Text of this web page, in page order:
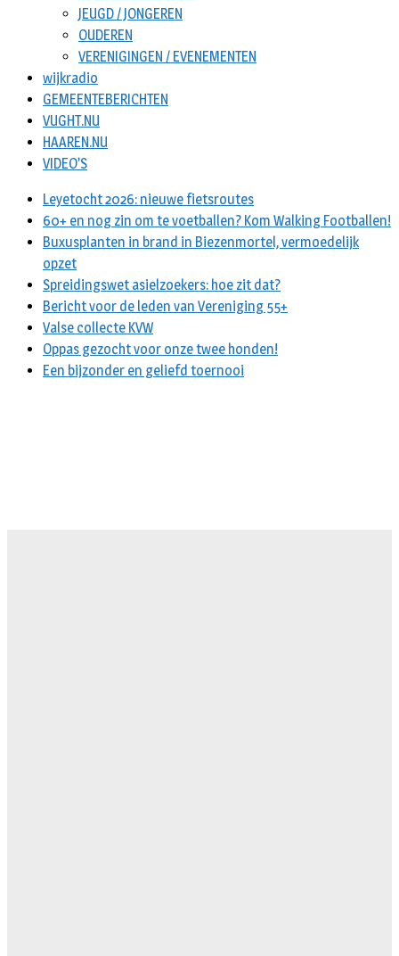
JEUGD / JONGEREN
OUDEREN
VERENIGINGEN / EVENEMENTEN
wijkradio
GEMEENTEBERICHTEN
VUGHT.NU
HAAREN.NU
VIDEO’S
Leyetocht 2026: nieuwe fietsroutes
60+ en nog zin om te voetballen? Kom Walking Footballen!
Buxusplanten in brand in Biezenmortel, vermoedelijk
opzet
Spreidingswet asielzoekers: hoe zit dat?
Bericht voor de leden van Vereniging 55+
Valse collecte KVW
Oppas gezocht voor onze twee honden!
Een bijzonder en geliefd toernooi